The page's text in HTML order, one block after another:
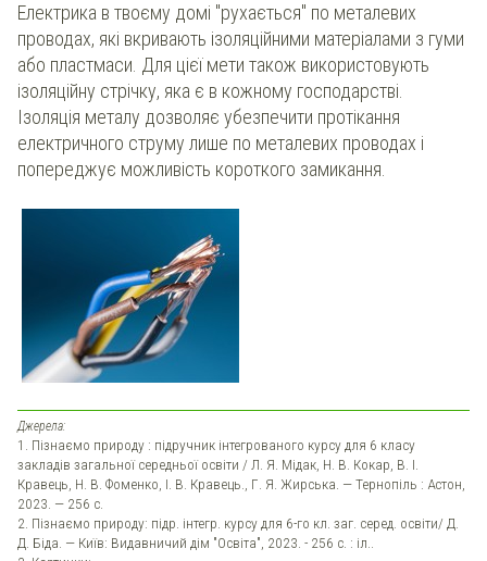
Електрика в твоєму домі "рухається" по металевих
проводах, які вкривають ізоляційними матеріалами з гуми
або пластмаси. Для цієї мети також використовують
ізоляційну стрічку, яка є в кожному господарстві.
Ізоляція металу дозволяє убезпечити протікання
електричного струму лише по металевих проводах і
попереджує можливість короткого замикання.
Джерела:
1. Пізнаємо природу : підручник інтегрованого курсу для 6 класу
закладів загальної середньої освіти / Л. Я. Мідак, Н. В. Кокар, В. І.
Кравець, Н. В. Фоменко, І. В. Кравець., Г. Я. Жирська. — Тернопіль : Астон,
2023. — 256 с.
2. Пізнаємо природу: підр. інтегр. курсу для 6-го кл. заг. серед. освіти/ Д.
Д. Біда. — Київ: Видавничий дім "Освіта", 2023. - 256 с. : іл..